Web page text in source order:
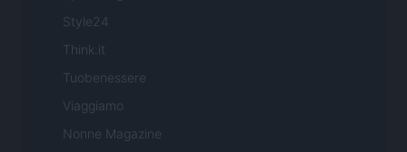
Style24
Think.it
Tuobenessere
Viaggiamo
Nonne Magazine